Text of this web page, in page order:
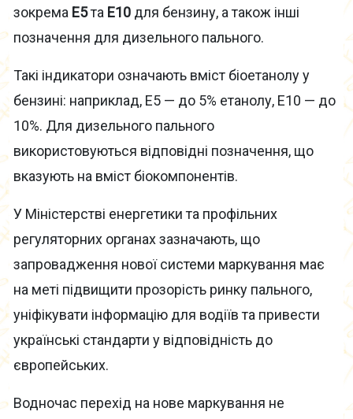
зокрема E5та E10 для бензину, а також інші
позначення для дизельного пального.
Такі індикатори означають вміст біоетанолу у
бензині: наприклад, E5 — до 5% етанолу, E10 — до
10%. Для дизельного пального
використовуються відповідні позначення, що
вказують на вміст біокомпонентів.
У Міністерстві енергетики та профільних
регуляторних органах зазначають, що
запровадження нової системи маркування має
на меті підвищити прозорість ринку пального,
уніфікувати інформацію для водіїв та привести
українські стандарти у відповідність до
європейських.
Водночас перехід на нове маркування не